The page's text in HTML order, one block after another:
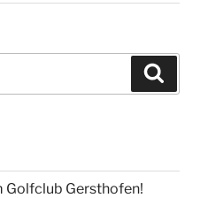
Golfclub Gersthofen!